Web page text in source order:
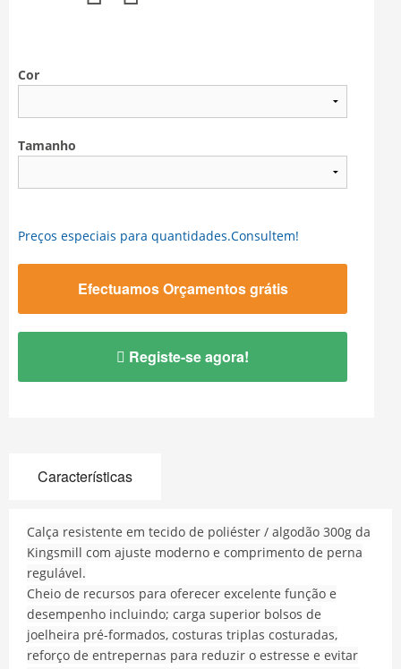
Cor
Tamanho
Preços especiais para quantidades.Consultem!
Efectuamos Orçamentos grátis
Registe-se agora!
Características
Calça resistente em tecido de poliéster / algodão 300g da
Kingsmill com ajuste moderno e comprimento de perna
regulável.
Cheio de recursos para oferecer excelente função e
desempenho incluindo; carga superior bolsos de
joelheira pré-formados, costuras triplas costuradas,
reforço de entrepernas para reduzir o estresse e evitar